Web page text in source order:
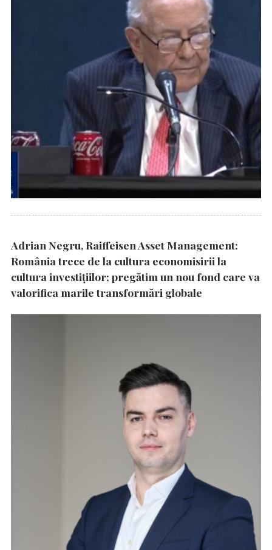
Adrian Negru, Raiffeisen Asset Management:
România trece de la cultura economisirii la
cultura investițiilor; pregătim un nou fond care va
valorifica marile transformări globale